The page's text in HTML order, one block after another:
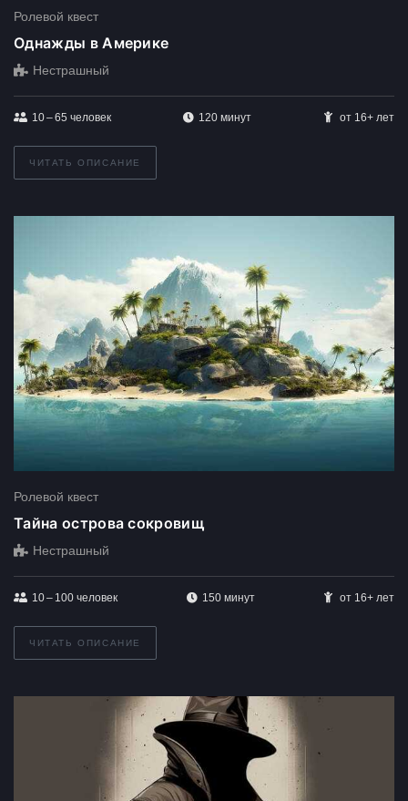
Ролевой квест
Однажды в Америке
Нестрашный
10 – 65 человек 120 минут от 16+ лет
ЧИТАТЬ ОПИСАНИЕ
Ролевой квест
Тайна острова сокровищ
Нестрашный
10 – 100 человек 150 минут от 16+ лет
ЧИТАТЬ ОПИСАНИЕ